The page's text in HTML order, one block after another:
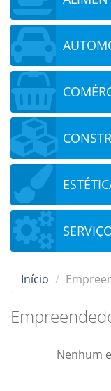
Início
Nenhum